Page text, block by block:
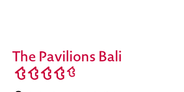
The Pavilions Bali